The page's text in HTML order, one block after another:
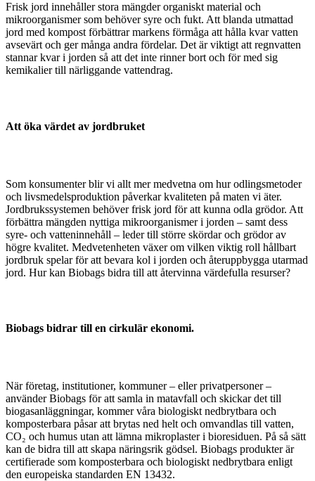
Frisk jord innehåller stora mängder organiskt material och
mikroorganismer som behöver syre och fukt. Att blanda utmattad
jord med kompost förbättrar markens förmåga att hålla kvar vatten
avsevärt och ger många andra fördelar. Det är viktigt att regnvatten
stannar kvar i jorden så att det inte rinner bort och för med sig
kemikalier till närliggande vattendrag.
Att öka värdet av jordbruket
Som konsumenter blir vi allt mer medvetna om hur odlingsmetoder
och livsmedelsproduktion påverkar kvaliteten på maten vi äter.
Jordbrukssystemen behöver frisk jord för att kunna odla grödor. Att
förbättra mängden nyttiga mikroorganismer i jorden – samt dess
syre- och vatteninnehåll – leder till större skördar och grödor av
högre kvalitet. Medvetenheten växer om vilken viktig roll hållbart
jordbruk spelar för att bevara kol i jorden och återuppbygga utarmad
jord. Hur kan Biobags bidra till att återvinna värdefulla resurser?
Biobags bidrar till en cirkulär ekonomi.
När företag, institutioner, kommuner – eller privatpersoner –
använder Biobags för att samla in matavfall och skickar det till
biogasanläggningar, kommer våra biologiskt nedbrytbara och
komposterbara påsar att brytas ned helt och omvandlas till vatten,
CO₂ och humus utan att lämna mikroplaster i bioresiduen. På så sätt
kan de bidra till att skapa näringsrik gödsel. Biobags produkter är
certifierade som komposterbara och biologiskt nedbrytbara enligt
den europeiska standarden EN 13432.